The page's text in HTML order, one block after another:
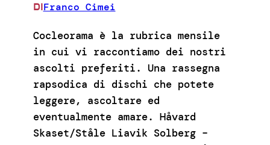
DIFranco Cimei
Cocleorama è la rubrica mensile
in cui vi raccontiamo dei nostri
ascolti preferiti. Una rassegna
rapsodica di dischi che potete
leggere, ascoltare ed
eventualmente amare. Håvard
Skaset/Ståle Liavik Solberg –